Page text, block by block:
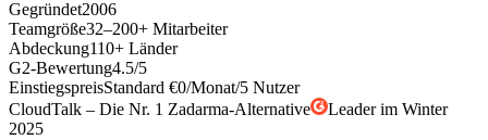
Gegründet2006
Teamgröße32–200+ Mitarbeiter
Abdeckung110+ Länder
G2-Bewertung4.5/5
EinstiegspreisStandard €0/Monat/5 Nutzer
CloudTalk – Die Nr. 1 Zadarma-Alternative
Leader im Winter
2025